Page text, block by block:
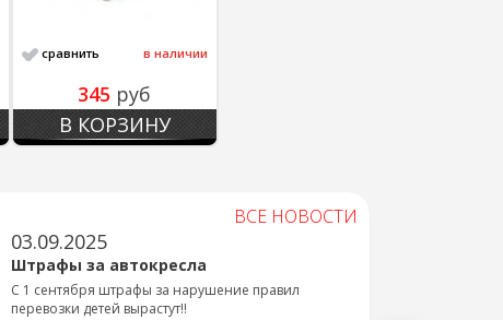
сравнить в наличии
345 руб
В КОРЗИНУ
ВСЕ НОВОСТИ
03.09.2025
Штрафы за автокресла
С 1 сентября штрафы за нарушение правил
перевозки детей вырастут!!